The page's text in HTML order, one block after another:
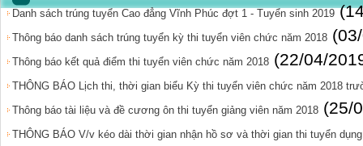
Danh sách trúng tuyển Cao đẳng Vĩnh Phúc đợt 1 - Tuyển sinh 2019
Thông báo danh sách trúng tuyển kỳ thi tuyển viên chức năm 2018
Thông báo kết quả điểm thi tuyển viên chức năm 2018 (22/04/
THÔNG BÁO Lịch thi, thời gian biểu Kỳ thi tuyển viên chức năm 2018
Thông báo tài liệu và đề cương ôn thi tuyển giảng viên năm 2018 (25/
THÔNG BÁO V/v kéo dài thời gian nhận hồ sơ và thời gian thi tuyển